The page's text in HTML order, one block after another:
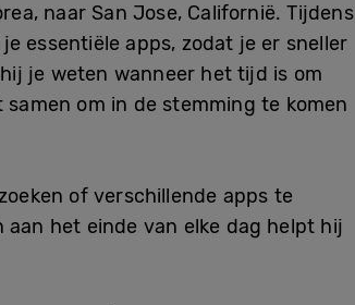
naar San Jose, Californië. Tijdens
essentiële apps, zodat je er sneller
je weten wanneer het tijd is om
om in de stemming te komen
of verschillende apps te
het einde van elke dag helpt hij